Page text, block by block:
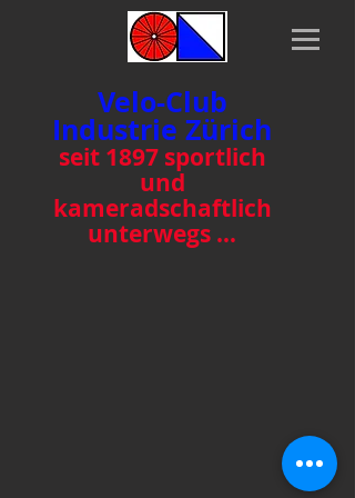
Velo-Club
Industrie Zürich
seit 1897 sportlich
und
kameradschaftlich
unterwegs …